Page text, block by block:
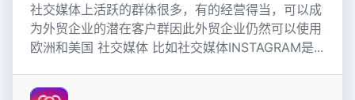
社交媒体上活跃的群体很多，有的经营得当，可以成
为外贸企业的潜在客户群因此外贸企业仍然可以使用
欧洲和美国 社交媒体 比如社交媒体INSTAGRAM是...